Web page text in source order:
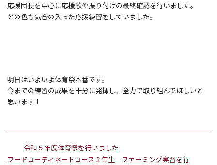
応援団長を中心に応援歌や振り付けの最終確認を行いました。
どの色も気合の入った応援練習をしていました。
明日はいよいよ体育祭本番です。
今までの練習の成果を十分に発揮し、全力で取り組んでほしいと
思います！
令和５年度体育祭を行いました
フードコーディネートコース２年生 ファーミング実習を行